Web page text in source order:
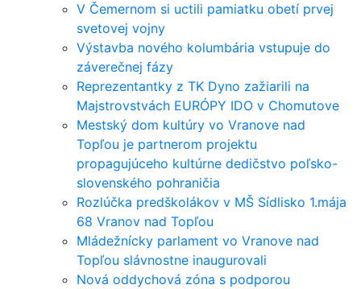
V Čemernom si uctili pamiatku obetí prvej
svetovej vojny
Výstavba nového kolumbária vstupuje do
záverečnej fázy
Reprezentantky z TK Dyno zažiarili na
Majstrovstvách EURÓPY IDO v Chomutove
Mestský dom kultúry vo Vranove nad
Topľou je partnerom projektu
propagujúceho kultúrne dedičstvo poľsko-
slovenského pohraničia
Rozlúčka predškolákov v MŠ Sídlisko 1.mája
68 Vranov nad Topľou
Mládežnícky parlament vo Vranove nad
Topľou slávnostne inaugurovali
Nová oddychová zóna s podporou